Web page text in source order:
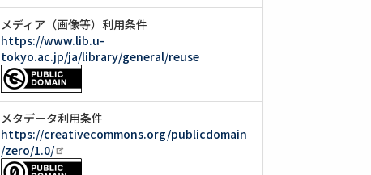
メディア（画像等）利用条件
https://www.lib.u-
tokyo.ac.jp/ja/library/general/reuse
メタデータ利用条件
https://creativecommons.org/publicdomain
/zero/1.0/